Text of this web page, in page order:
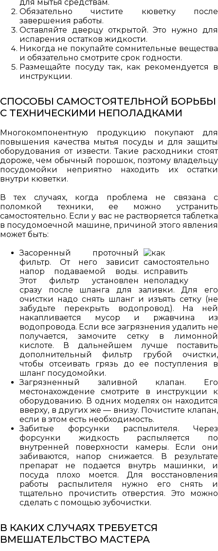
для мытья средствам.
Обязательно чистите кюветку после
завершения работы.
Оставляйте дверцу открытой. Это нужно для
испарения остатков жидкости.
Никогда не покупайте сомнительные вещества
и обязательно смотрите срок годности.
Размещайте посуду так, как рекомендуется в
инструкции.
СПОСОБЫ САМОСТОЯТЕЛЬНОЙ БОРЬБЫ
С ТЕХНИЧЕСКИМИ НЕПОЛАДКАМИ
Многокомпонентную продукцию покупают для
повышения качества мытья посуды и для защиты
оборудования от извести. Такие расходники стоят
дороже, чем обычный порошок, поэтому владельцу
посудомойки неприятно находить их остатки
внутри кюветки.
В тех случаях, когда проблема не связана с
поломкой техники, ее можно устранить
самостоятельно. Если у вас не растворяется таблетка
в посудомоечной машине, причиной этого явления
может быть:
Засоренный проточный
фильтр. От него зависит
напор подаваемой воды.
Этот фильтр установлен
сразу после шланга для заливки. Для его
очистки надо снять шланг и изъять сетку (не
забудьте перекрыть водопровод). На ней
накапливается мусор и ржавчина из
водопровода. Если все загрязнения удалить не
получается, замочите сетку в лимонной
кислоте. В дальнейшем лучше поставить
дополнительный фильтр грубой очистки,
чтобы отсеивать грязь до ее поступления в
шланг посудомойки.
Загрязненный заливной клапан. Его
местонахождение смотрите в инструкции к
оборудованию. В одних моделях он находится
вверху, в других же — внизу. Почистите клапан,
если в этом есть необходимость.
Забитые форсунки распылителя. Через
форсунки жидкость распыляется по
внутренней поверхности камеры. Если они
забиваются, напор снижается. В результате
препарат не подается внутрь машинки, и
посуда плохо моется. Для восстановления
работы распылителя нужно его снять и
тщательно прочистить отверстия. Это можно
сделать с помощью зубочистки.
В КАКИХ СЛУЧАЯХ ТРЕБУЕТСЯ
ВМЕШАТЕЛЬСТВО МАСТЕРА